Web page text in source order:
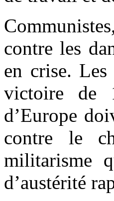
contre les
en crise.
victoire de
d’Europe
contre le
militarisme
d’austérité